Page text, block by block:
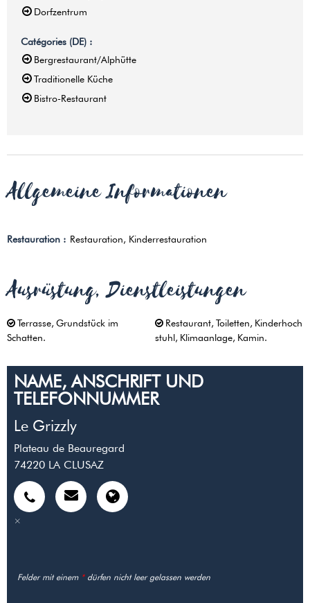
Dorfzentrum
Catégories (DE) :
Bergrestaurant/Alphütte
Traditionelle Küche
Bistro-Restaurant
Allgemeine Informationen
Restauration : Restauration Kinderrestauration
Ausrüstung, Dienstleistungen
Terrasse Grundstück im
Schatten
Restaurant Toiletten Kinderhoch
stuhl Klimaanlage Kamin
NAME, ANSCHRIFT UND
TELEFONNUMMER
Le Grizzly
Plateau de Beauregard
74220 LA CLUSAZ
Felder mit einem *dürfen nicht leer gelassen werden